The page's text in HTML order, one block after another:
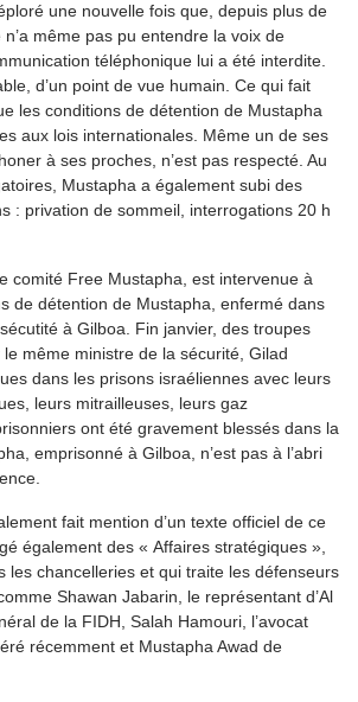
une nouvelle fois que, depuis plus de
même pas pu entendre la voix de
téléphonique lui a été interdite.
d’un point de vue humain. Ce qui fait
les conditions de détention de Mustapha
aux lois internationales. Même un de ses
à ses proches, n’est pas respecté. Au
Mustapha a également subi des
: privation de sommeil, interrogations 20 h
comité Free Mustapha, est intervenue à
de détention de Mustapha, enfermé dans
à Gilboa. Fin janvier, des troupes
le même ministre de la sécurité, Gilad
dans les prisons israéliennes avec leurs
leurs mitrailleuses, leurs gaz
ont été gravement blessés dans la
emprisonné à Gilboa, n’est pas à l’abri
fait mention d’un texte officiel de ce
également des « Affaires stratégiques »,
les chancelleries et qui traite les défenseurs
Shawan Jabarin, le représentant d’Al
de la FIDH, Salah Hamouri, l’avocat
récemment et Mustapha Awad de